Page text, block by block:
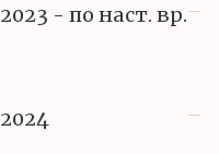
2023 - по наст. вр.—
2024 —